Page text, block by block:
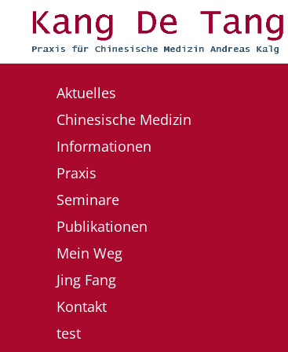
Zum Hauptinhalt springen
Aktuelles
Chinesische Medizin
Informationen
Praxis
Seminare
Publikationen
Mein Weg
Jing Fang
Kontakt
test